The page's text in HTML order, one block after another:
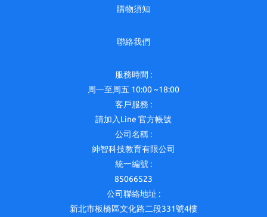
購物須知
聯絡我們
服務時間 :
周一至周五 10:00 ~18:00
客戶服務 :
請加入Line 官方帳號
公司名稱 :
紳智科技教育有限公司
統一編號 :
85066523
公司聯絡地址 :
新北市板橋區文化路二段331號4樓